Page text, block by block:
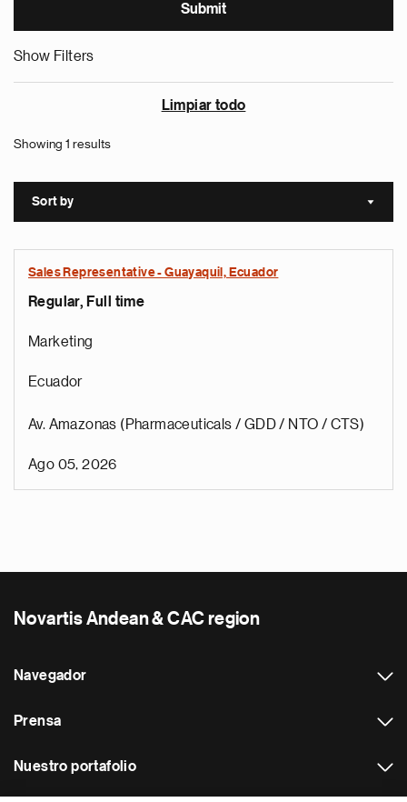
Show Filters
Limpiar todo
Showing 1 results
Sort by Sort
Sales Representative - Guayaquil, Ecuador
Regular, Full time
Marketing
Ecuador
Av. Amazonas (Pharmaceuticals / GDD / NTO / CTS)
Ago 05, 2026
Novartis Andean & CAC region
Navegador
Prensa
Nuestro portafolio